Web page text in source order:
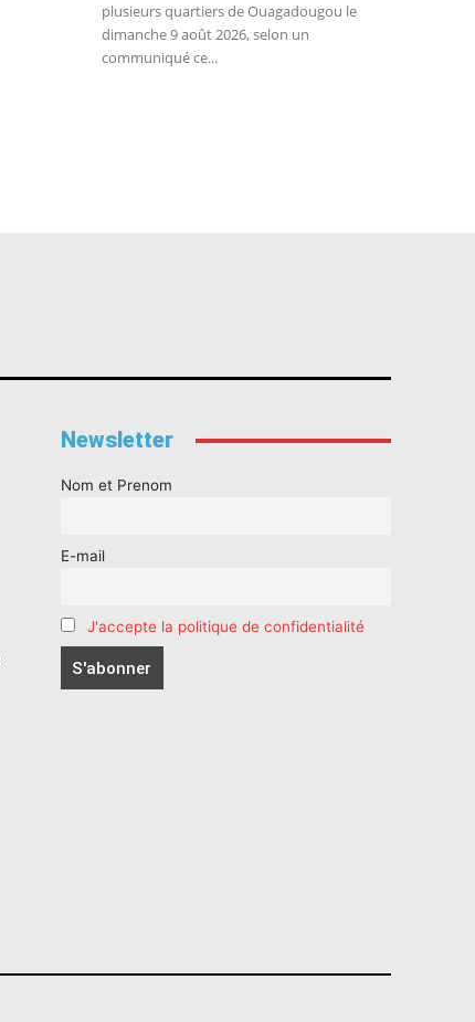
plusieurs quartiers de Ouagadougou le
dimanche 9 août 2026, selon un
communiqué ce...
Newsletter
Nom et Prenom
E-mail
J'accepte la politique de confidentialité